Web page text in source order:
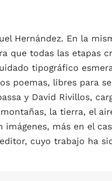
Hernández. En la
que todas las etapas
tipográfico
poemas, libres para
y David Rivillos,
la tierra, el
más en el
cuyo trabajo ha